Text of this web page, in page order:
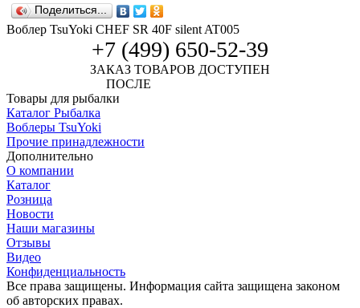
Поделиться...
Воблер TsuYoki CHEF SR 40F silent AT005
+7 (499) 650-52-39
ЗАКАЗ ТОВАРОВ ДОСТУПЕН
ПОСЛЕ
Товары для рыбалки
Каталог Рыбалка
Воблеры TsuYoki
Прочие принадлежности
Дополнительно
О компании
Каталог
Розница
Новости
Наши магазины
Отзывы
Видео
Конфиденциальность
Все права защищены. Информация сайта защищена законом
об авторских правах.